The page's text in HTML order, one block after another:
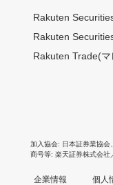
Rakuten
Rakuten
Rakuten Trade(
加入協会 日本証券業協会
商号等 楽天証券株式会社
企業情報 個人